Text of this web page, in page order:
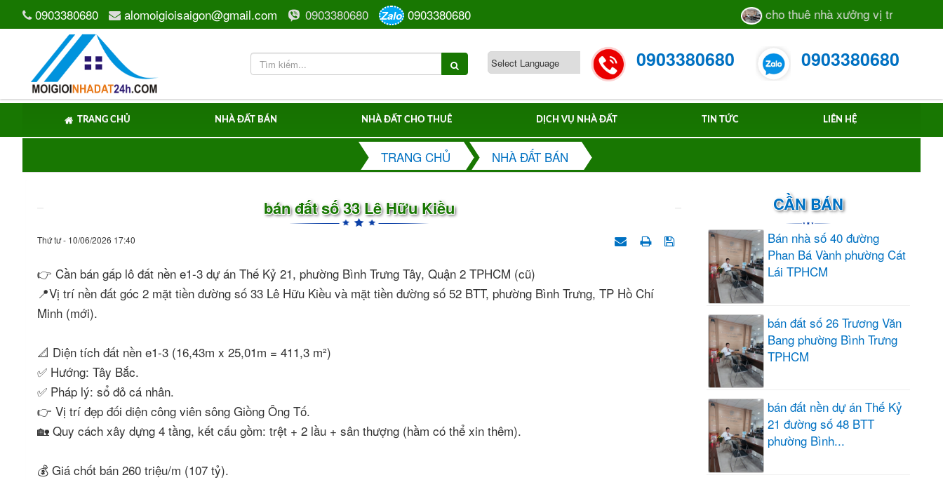
0903380680 alomoigioisaigon@gmail.com 0903380680 Zalo 0903380680 cho thuê nhà xưởng vị trí sát mặt
0903380680 0903380680
TRANG CHỦ NHÀ ĐẤT BÁN NHÀ ĐẤT CHO THUÊ DỊCH VỤ NHÀ ĐẤT TIN TỨC LIÊN HỆ
TRANG CHỦ NHÀ ĐẤT BÁN
bán đất số 33 Lê Hữu Kiều
Thứ tư - 10/06/2026 17:40
👉 Cần bán gấp lô đất nền e1-3 dự án Thế Kỷ 21, phường Bình Trưng Tây, Quận 2 TPHCM (cũ)
📍Vị trí nền đất góc 2 mặt tiền đường số 33 Lê Hữu Kiều và mặt tiền đường số 52 BTT, phường Bình Trưng, TP Hồ Chí
Minh (mới).
📐 Diện tích đất nền e1-3 (16,43m x 25,01m = 411,3 m²)
✅ Hướng: Tây Bắc.
✅ Pháp lý: sổ đỏ cá nhân.
👉 Vị trí đẹp đối diện công viên sông Giồng Ông Tố.
🏡 Quy cách xây dựng 4 tầng, kết cấu gồm: trệt + 2 lầu + sân thượng (hầm có thể xin thêm).
💰 Giá chốt bán 260 triệu/m (107 tỷ).
CẦN BÁN
Bán nhà số 40 đường
Phan Bá Vành phường Cát
Lái TPHCM
bán đất số 26 Trương Văn
Bang phường Bình Trưng
TPHCM
bán đất nền dự án Thế Kỷ
21 đường số 48 BTT
phường Bình...